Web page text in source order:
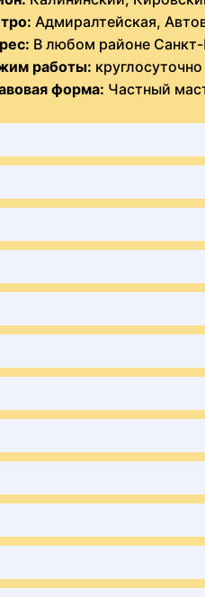
Адмиралтейская,
В любом районе Санкт-
работы: круглосуточно
форма: Частный